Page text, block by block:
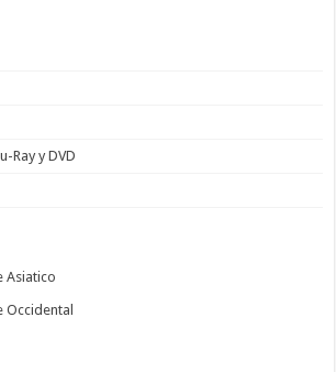
Ray y DVD
Asiatico
Occidental